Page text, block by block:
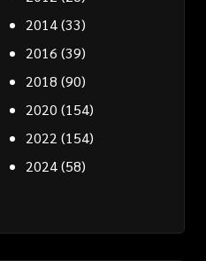
2014(33)
2016 (39)
2018 (90)
2020 (154)
2022 (154)
2024(58)